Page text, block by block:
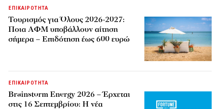
ΕΠΙΚΑΙΡΟΤΗΤΑ
Τουρισμός για Όλους 2026-2027:
Ποια ΑΦΜ υποβάλλουν αίτηση
σήμερα – Επιδότηση έως 600 ευρώ
ΕΠΙΚΑΙΡΟΤΗΤΑ
Brainstorm Energy 2026 – Έρχεται
στις 16 Σεπτεμβρίου: Η νέα